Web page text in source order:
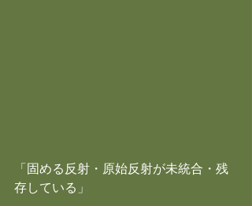
「固める反射・原始反射が未統合・残
存している」